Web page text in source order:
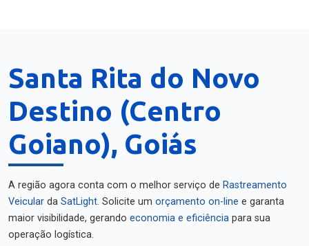
Santa Rita do Novo
Destino (Centro
Goiano), Goiás
A região agora conta com o melhor serviço de Rastreamento
Veicular da SatLight. Solicite um orçamento on-line e garanta
maior visibilidade, gerando economia e eficiência para sua
operação logística.